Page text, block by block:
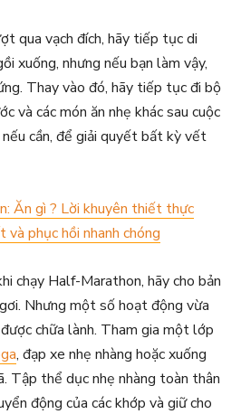
qua vạch đích, hãy tiếp tục di
xuống, nhưng nếu bạn làm vậy,
Thay vào đó, hãy tiếp tục đi bộ
và các món ăn nhẹ khác sau cuộc
cần, để giải quyết bất kỳ vết
Ăn gì ? Lời khuyên thiết thực
phục hồi nhanh chóng
chạy Half-Marathon, hãy cho bản
Nhưng một số hoạt động vừa
chữa lành. Tham gia một lớp
, đạp xe nhẹ nhàng hoặc xuống
Tập thể dục nhẹ nhàng toàn thân
động của các khớp và giữ cho